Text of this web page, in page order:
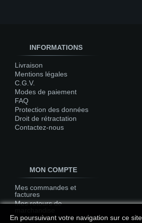
INFORMATIONS
Livraison
Mentions légales
C.G.V.
Modes de paiement
FAQ
Protection des données
Droit de rétractation
Contactez-nous
MON COMPTE
Mes commandes et
factures
Mes retours de
Mes avoirs
En poursuivant votre navigation sur ce